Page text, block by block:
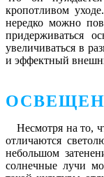
кропотливом
нередко можно
придерживаться
увеличиваться в
и эффектный
Несмотря на то,
отличаются
небольшом
солнечные лучи